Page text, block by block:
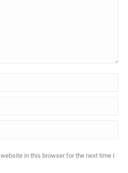
in this browser for the next time I